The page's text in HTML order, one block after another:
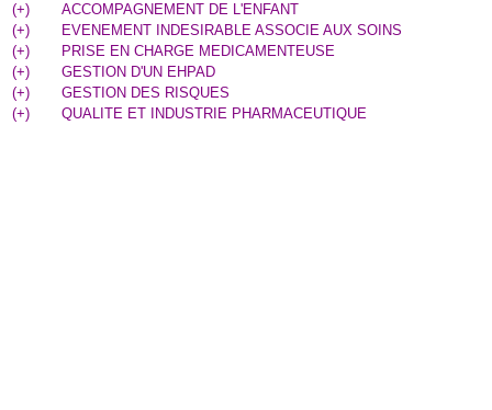
(+)
ACCOMPAGNEMENT DE L'ENFANT
(+)
EVENEMENT INDESIRABLE ASSOCIE AUX SOINS
(+)
PRISE EN CHARGE MEDICAMENTEUSE
(+)
GESTION D'UN EHPAD
(+)
GESTION DES RISQUES
(+) QUALITE ET INDUSTRIE PHARMACEUTIQUE